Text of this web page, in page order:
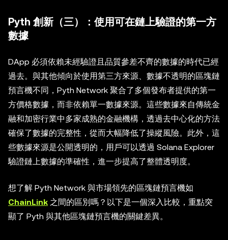
Pyth 創新（三）：使用可在鏈上驗證的第一方
數據
DApp 必須依賴未經驗證且品質參差不齊的數據的時代已經
過去。與其他傾向於使用第三方來源、數據不透明的區塊鏈
預言機不同，Pyth Network 聚合了多個發布者提供的第一
方價格數據，而非依賴單一數據來源。這些數據來自傳統金
融和加密行業中多家成熟的金融機構，透過去中心化的方法
確保了數據的完整性，從而大幅降低了操縱風險。此外，這
些數據來源是公開透明的，用戶可以透過 Solana Explorer
驗證鏈上數據的準確性，進一步提高了整體透明度。
想了解 Pyth Network 與市場領先的區塊鏈預言機如
ChainLink 之間的區別嗎？以下是一個深入比較，重點突
顯了 Pyth 與其他區塊鏈預言機的關鍵差異。